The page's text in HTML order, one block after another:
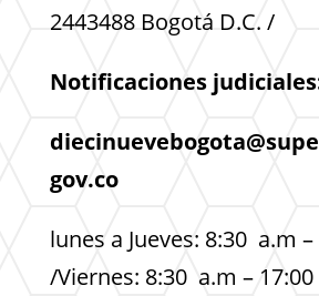
2443488 Bogotá D.C. /
Notificaciones
gov.co
lunes a Jueves: 8:30 a.m
/Viernes: 8:30 a.m – 17:00